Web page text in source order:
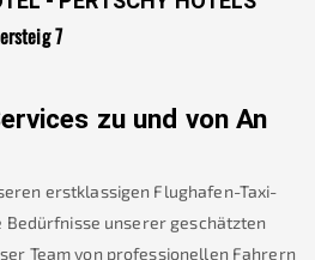
7
zu und von An
erstklassigen Flughafen-Taxi-
Bedürfnisse unserer geschätzten
Team von professionellen Fahrern